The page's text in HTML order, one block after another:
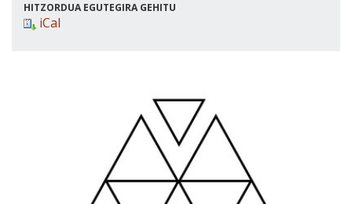
HITZORDUA EGUTEGIRA GEHITU
iCal